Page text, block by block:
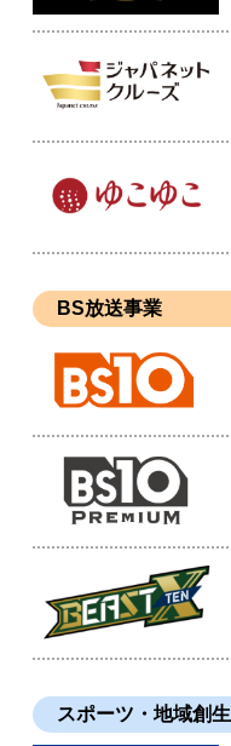
BS放送事業
スポーツ・地域創